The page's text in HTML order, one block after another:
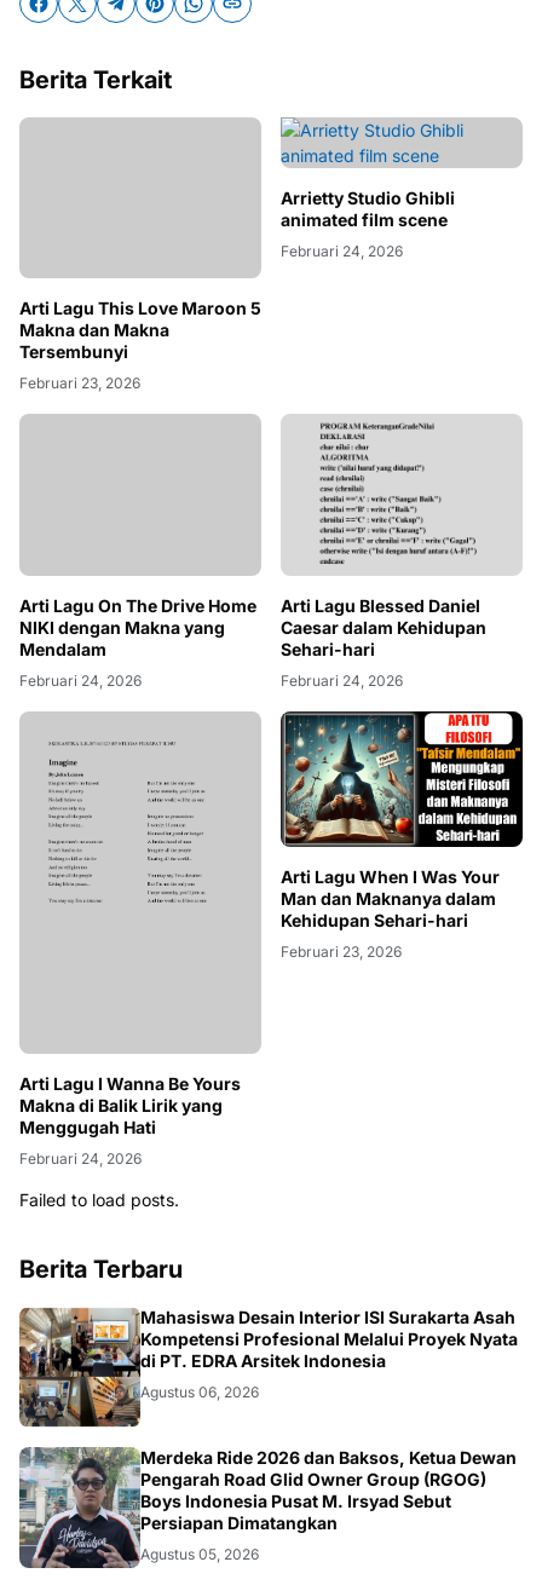
Berita Terkait
Arti Lagu This Love Maroon 5
Makna dan Makna
Tersembunyi
Februari 23, 2026
Arrietty Studio Ghibli
animated film scene
Februari 24, 2026
Arti Lagu On The Drive Home
NIKI dengan Makna yang
Mendalam
Februari 24, 2026
Arti Lagu Blessed Daniel
Caesar dalam Kehidupan
Sehari-hari
Februari 24, 2026
Arti Lagu I Wanna Be Yours
Makna di Balik Lirik yang
Menggugah Hati
Februari 24, 2026
Arti Lagu When I Was Your
Man dan Maknanya dalam
Kehidupan Sehari-hari
Februari 23, 2026
Failed to load posts.
Berita Terbaru
NASIONAL
Mahasiswa Desain Interior ISI Surakarta Asah
Kompetensi Profesional Melalui Proyek Nyata
di PT. EDRA Arsitek Indonesia
Agustus 06, 2026
NASIONAL
Merdeka Ride 2026 dan Baksos, Ketua Dewan
Pengarah Road Glid Owner Group (RGOG)
Boys Indonesia Pusat M. Irsyad Sebut
Persiapan Dimatangkan
Agustus 05, 2026